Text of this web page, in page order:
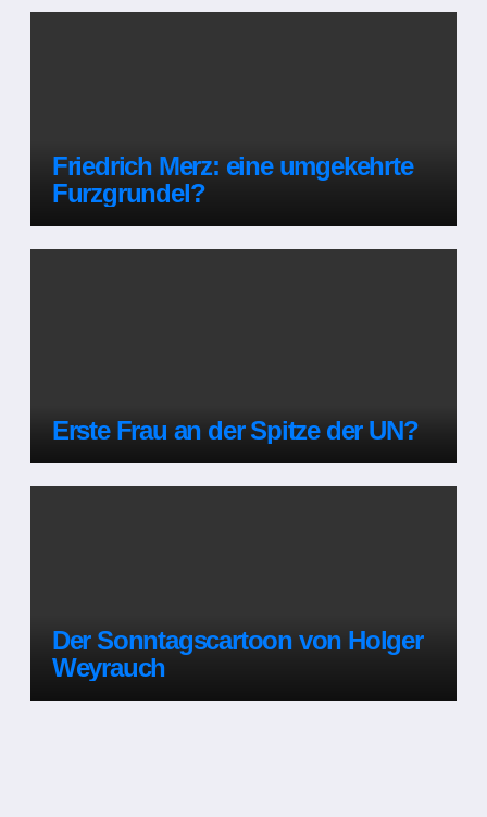
Friedrich Merz: eine umgekehrte
Furzgrundel?
Erste Frau an der Spitze der UN?
Der Sonntagscartoon von Holger
Weyrauch